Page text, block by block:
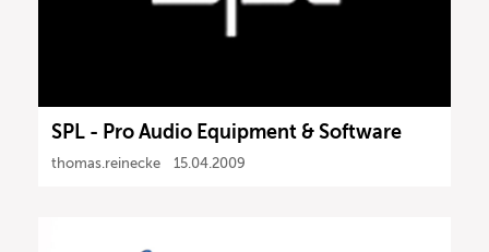
SPL - Pro Audio Equipment & Software
thomas.reinecke 15.04.2009